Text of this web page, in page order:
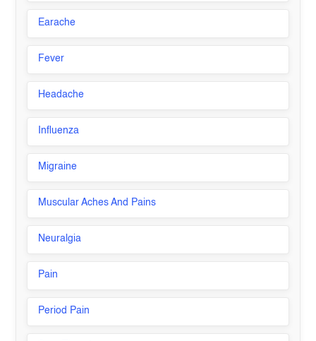
Earache
Fever
Headache
Influenza
Migraine
Muscular Aches And Pains
Neuralgia
Pain
Period Pain